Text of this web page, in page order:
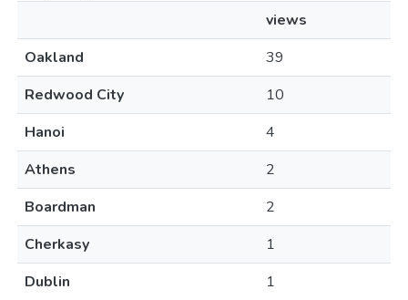
views
Oakland
39
Redwood City
10
Hanoi
4
Athens
2
Boardman
2
Cherkasy
1
Dublin
1